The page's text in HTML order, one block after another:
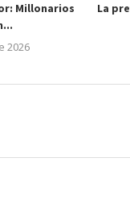
Millonarios
2026
La